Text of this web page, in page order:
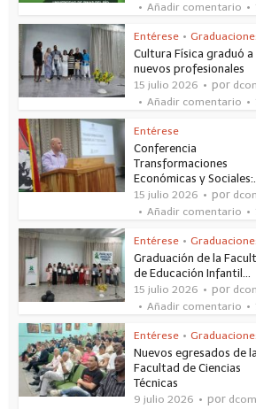
Añadir comentario
Entérese •
Cultura Física graduó a
nuevos profesionales
15 julio 2026 por
Añadir comentario
Entérese
Conferencia
Transformaciones
Económicas y
15 julio 2026 por
Añadir comentario
Entérese •
Graduación de la
de Educación Infantil...
15 julio 2026 por
Añadir comentario
Entérese •
Nuevos egresados de la
Facultad de Ciencias
Técnicas
9 julio 2026 por dcom